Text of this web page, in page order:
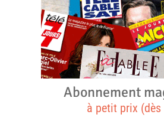
Abonnement
à petit prix (dès